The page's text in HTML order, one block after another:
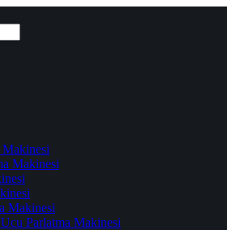
Makinesi
Makinesi
Parlatma Makinesi